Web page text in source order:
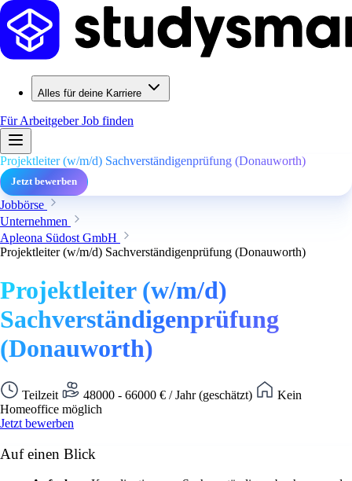
Alles für deine Karriere
Für ArbeitgeberJob finden
Projektleiter (w/m/d) Sachverständigenprüfung (Donauworth)
Jetzt bewerben
Jobbörse
Unternehmen
Apleona Südost GmbH
Projektleiter (w/m/d) Sachverständigenprüfung (Donauworth)
Projektleiter (w/m/d)
Sachverständigenprüfung
(Donauworth)
Teilzeit 48000 - 66000 € / Jahr (geschätzt)
Kein
Homeoffice möglich
Jetzt bewerben
Auf einen Blick